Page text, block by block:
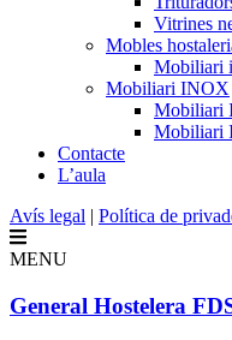
Vitrines
Mobles
Mobiliari
Mobiliari INOX
Mobiliari
Mobiliari
Contacte
L’aula
Avís legal | Política de
MENU
General Hostelera